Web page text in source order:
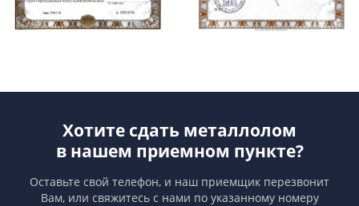
Хотите сдать металлолом
в нашем приемном пункте?
Оставьте свой телефон, и наш приемщик перезвонит
Вам, или свяжитесь с нами по указанному номеру